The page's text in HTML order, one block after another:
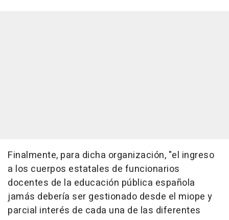
Finalmente, para dicha organización, "el ingreso
a los cuerpos estatales de funcionarios
docentes de la educación pública española
jamás debería ser gestionado desde el miope y
parcial interés de cada una de las diferentes